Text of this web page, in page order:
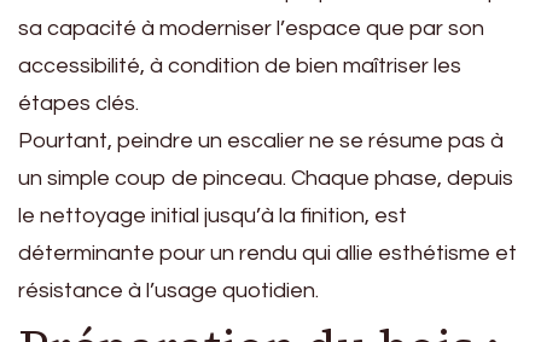
sa capacité à moderniser l’espace que par son
accessibilité, à condition de bien maîtriser les
étapes clés.
Pourtant, peindre un escalier ne se résume pas à
un simple coup de pinceau. Chaque phase, depuis
le nettoyage initial jusqu’à la finition, est
déterminante pour un rendu qui allie esthétisme et
résistance à l’usage quotidien.